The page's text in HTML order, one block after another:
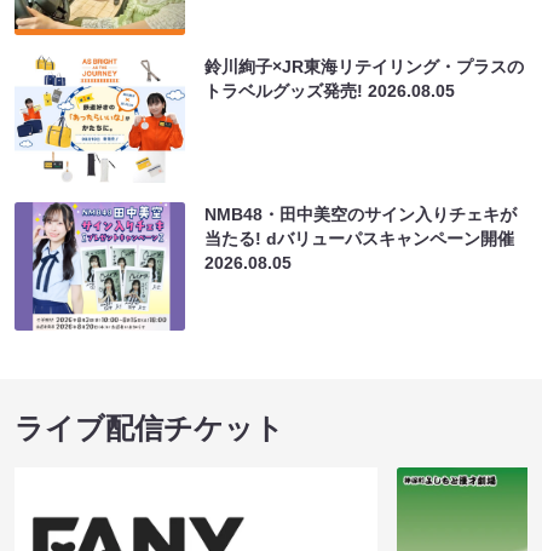
鈴川絢子×JR東海リテイリング・プラスの
トラベルグッズ発売!2026.08.05
NMB48・田中美空のサイン入りチェキが
当たる! dバリューパスキャンペーン開催
2026.08.05
ライブ配信チケット